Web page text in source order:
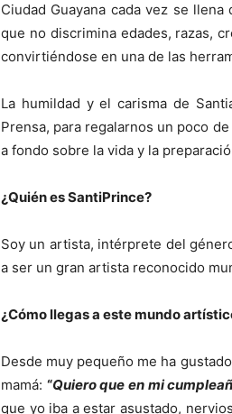
Ciudad Guayana cada vez se
que no discrimina edades, razas,
convirtiéndose en una de las
La humildad y el carisma de
Prensa, para regalarnos un poco
a fondo sobre la vida y la
¿Quién es SantiPrince?
Soy un artista, intérprete del
a ser un gran artista reconocido
¿Cómo llegas a este mundo
Desde muy pequeño me ha
mamá: “Quiero que en mi
que yo iba a estar asustado,